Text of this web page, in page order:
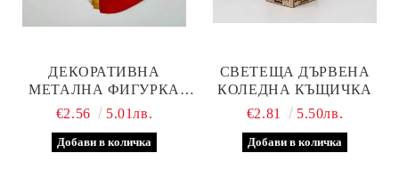
ДЕКОРАТИВНА
МЕТАЛНА ФИГУРКА
ЛЕТЯЩ ДЯДО КОЛЕДА
€2.56 5.01лв.
СВЕТЕЩА ДЪРВЕНА
КОЛЕДНА КЪЩИЧКА
€2.81
5.50лв.